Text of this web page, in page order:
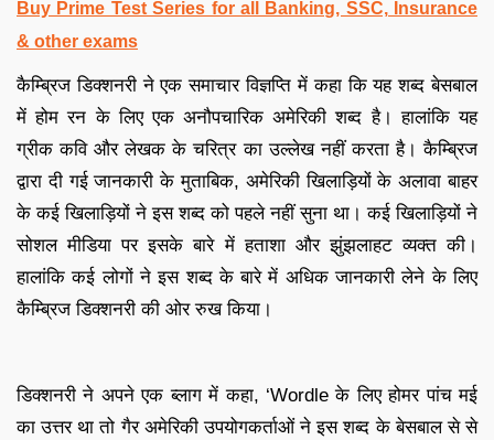
Buy Prime Test Series for all Banking, SSC, Insurance
& other exams
कैम्ब्रिज डिक्शनरी ने एक समाचार विज्ञप्ति में कहा कि यह शब्द बेसबाल
में होम रन के लिए एक अनौपचारिक अमेरिकी शब्द है। हालांकि यह
ग्रीक कवि और लेखक के चरित्र का उल्लेख नहीं करता है। कैम्ब्रिज
द्वारा दी गई जानकारी के मुताबिक, अमेरिकी खिलाड़ियों के अलावा बाहर
के कई खिलाड़ियों ने इस शब्द को पहले नहीं सुना था। कई खिलाड़ियों ने
सोशल मीडिया पर इसके बारे में हताशा और झुंझलाहट व्यक्त की।
हालांकि कई लोगों ने इस शब्द के बारे में अधिक जानकारी लेने के लिए
कैम्ब्रिज डिक्शनरी की ओर रुख किया।
डिक्शनरी ने अपने एक ब्लाग में कहा, ‘Wordle के लिए होमर पांच मई
का उत्तर था तो गैर अमेरिकी उपयोगकर्ताओं ने इस शब्द के बेसबाल से से